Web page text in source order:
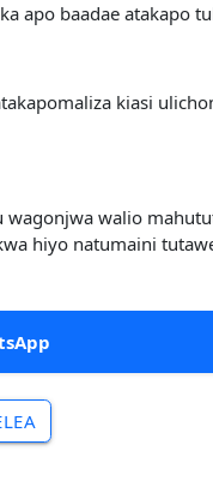
apo baadae atakapo
kiasi
walio
hiyo natumaini